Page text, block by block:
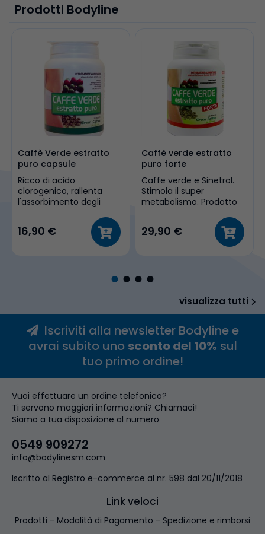
Prodotti Bodyline
visualizza tutti
Caffè Verde estratto
puro capsule
Ricco di acido
clorogenico, rallenta
l'assorbimento degli
16,90 €
Caffè verde estratto
puro forte
Caffe verde e Sinetrol.
Stimola il super
metabolismo. Prodotto
29,90 €
• • • •
Iscriviti alla newsletter Bodyline e
avrai subito uno sconto del 10% sul
tuo primo ordine!
Vuoi effettuare un ordine telefonico?
Ti servono maggiori informazioni? Chiamaci!
Siamo a tua disposizione al numero
0549 909272
info@bodylinesm.com
Iscritto al Registro e-commerce al nr. 598 dal 20/11/2018
Link veloci
Prodotti Modalità di Pagamento Spedizione e rimborsi